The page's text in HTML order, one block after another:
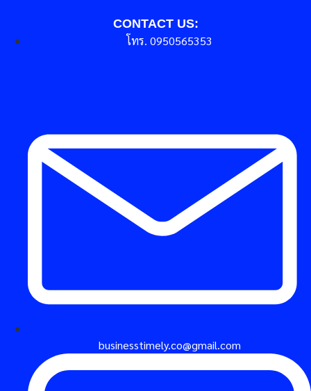
CONTACT US:
โทร. 0950565353
businesstimely.co@gmail.com